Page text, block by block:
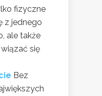
fizyczne
z jednego
ale także
się
Bez